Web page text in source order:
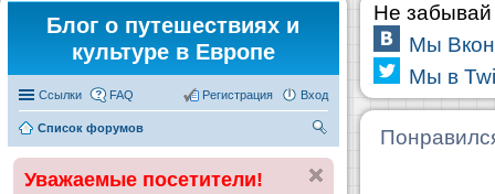
Блог о путешествиях и
культуре в Европе
Ссылки FAQ Вход
Регистрация
Список форумов
ск
Уважаемые посетители!
Не забывай
Мы
Мы в